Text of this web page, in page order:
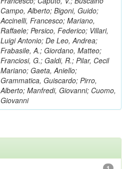
Campo, Alberto; Bigoni, Guido;
Accinelli, Francesco; Mariano,
Raffaele; Persico, Federico; Villari,
Luigi Antonio; De Leo, Andrea;
Frabasile, A.; Giordano, Matteo;
Franciosi, G.; Galdi, R.; Pilar, Cecil
Mariano; Gaeta, Aniello;
Grammatica, Guiscardo; Pirro,
Alberto; Manfredi, Giovanni; Cuomo,
Giovanni